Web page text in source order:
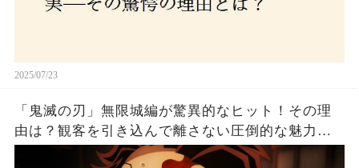
2025/07/23
「鬼滅の刃」無限城編が驚異的なヒット！その理
由は？観客を引き込んで離さない圧倒的な魅力と